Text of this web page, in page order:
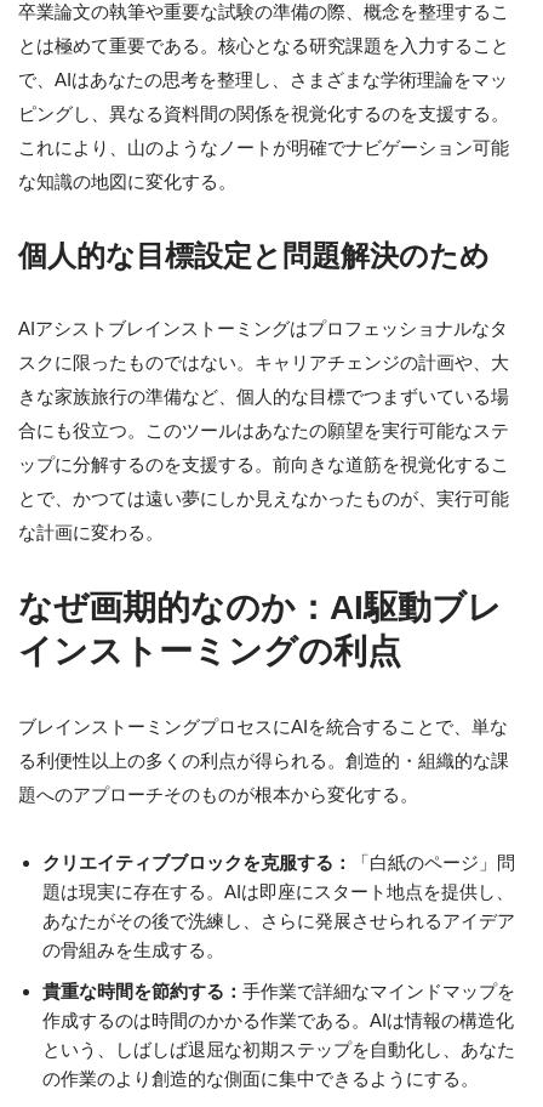
卒業論文の執筆や重要な試験の準備の際、概念を整理するこ
とは極めて重要である。核心となる研究課題を入力すること
で、AIはあなたの思考を整理し、さまざまな学術理論をマッ
ピングし、異なる資料間の関係を視覚化するのを支援する。
これにより、山のようなノートが明確でナビゲーション可能
な知識の地図に変化する。
個人的な目標設定と問題解決のため
AIアシストブレインストーミングはプロフェッショナルなタ
スクに限ったものではない。キャリアチェンジの計画や、大
きな家族旅行の準備など、個人的な目標でつまずいている場
合にも役立つ。このツールはあなたの願望を実行可能なステ
ップに分解するのを支援する。前向きな道筋を視覚化するこ
とで、かつては遠い夢にしか見えなかったものが、実行可能
な計画に変わる。
なぜ画期的なのか：AI駆動ブレ
インストーミングの利点
ブレインストーミングプロセスにAIを統合することで、単な
る利便性以上の多くの利点が得られる。創造的・組織的な課
題へのアプローチそのものが根本から変化する。
クリエイティブブロックを克服する：
「白紙のページ」問
題は現実に存在する。AIは即座にスタート地点を提供し、
あなたがその後で洗練し、さらに発展させられるアイデア
の骨組みを生成する。
貴重な時間を節約する： 手作業で詳細なマインドマップを
作成するのは時間のかかる作業である。AIは情報の構造化
という、しばしば退屈な初期ステップを自動化し、あなた
の作業のより創造的な側面に集中できるようにする。